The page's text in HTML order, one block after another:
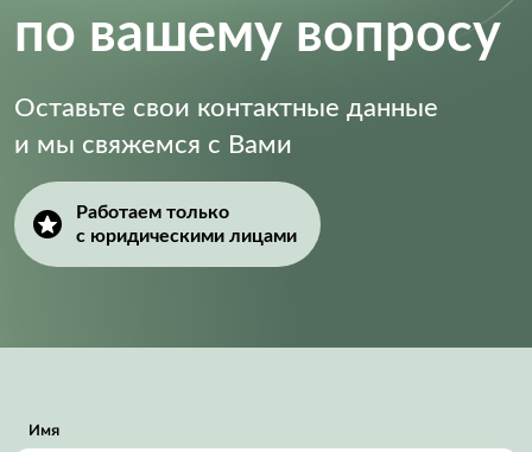
по вашему вопросу
Оставьте свои контактные данные
и мы свяжемся с Вами
Работаем только
с юридическими лицами
Имя